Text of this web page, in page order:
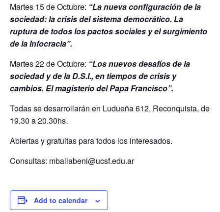
Martes 15 de Octubre: “La nueva configuración de la
sociedad: la crisis del sistema democrático. La
ruptura de todos los pactos sociales y el surgimiento
de la Infocracia”.
Martes 22 de Octubre: “Los nuevos desafíos de la
sociedad y de la D.S.I., en tiempos de crisis y
cambios. El magisterio del Papa Francisco”.
Todas se desarrollarán en Ludueña 612, Reconquista, de
19.30 a 20.30hs.
Abiertas y gratuitas para todos los interesados.
Consultas: mballabeni@ucsf.edu.ar
Add to calendar